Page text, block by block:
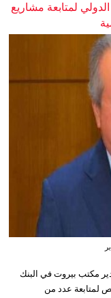
الدولي لمتابعة مشاريع
مكتب بيروت في البنك
لمتابعة عدد من